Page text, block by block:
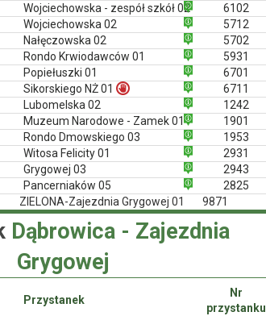
Wojciechowska - zespół szkół 02
6102
Wojciechowska 02
5712
Nałęczowska 02
5702
Rondo Krwiodawców 01
5931
Popiełuszki 01
6701
Sikorskiego NŻ 01
6711
Lubomelska 02
1242
Muzeum Narodowe - Zamek 01
1901
Rondo Dmowskiego 03
1953
Witosa Felicity 01
2931
Grygowej 03
2943
Pancerniaków 05
2825
ZIELONA-Zajezdnia Grygowej 01 9871
Dąbrowica - Zajezdnia
Grygowej
Przystanek
Nr
przystanku